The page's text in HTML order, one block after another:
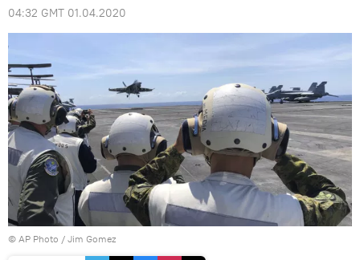
04:32 GMT 01.04.2020
© AP Photo / Jim Gomez